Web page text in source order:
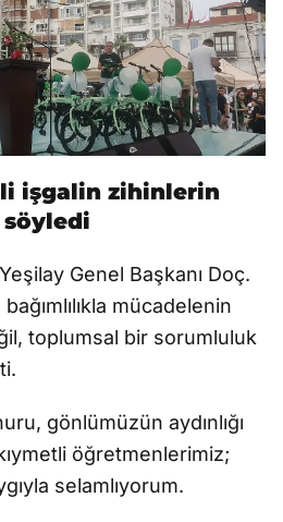
işgalin zihinlerin
Genel Başkanı Doç.
mücadelenin
toplumsal bir sorumluluk
gönlümüzün aydınlığı
öğretmenlerimiz;
selamlıyorum.